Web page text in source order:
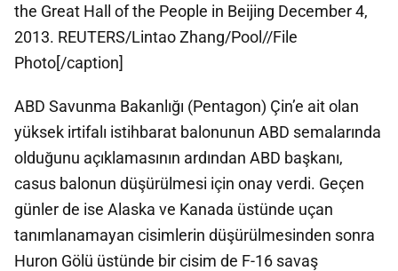
the Great Hall of the People in Beijing December 4,
2013. REUTERS/Lintao Zhang/Pool//File
Photo[/caption]
ABD Savunma Bakanlığı (Pentagon) Çin’e ait olan
yüksek irtifalı istihbarat balonunun ABD semalarında
olduğunu açıklamasının ardından ABD başkanı,
casus balonun düşürülmesi için onay verdi. Geçen
günler de ise Alaska ve Kanada üstünde uçan
tanımlanamayan cisimlerin düşürülmesinden sonra
Huron Gölü üstünde bir cisim de F-16 savaş